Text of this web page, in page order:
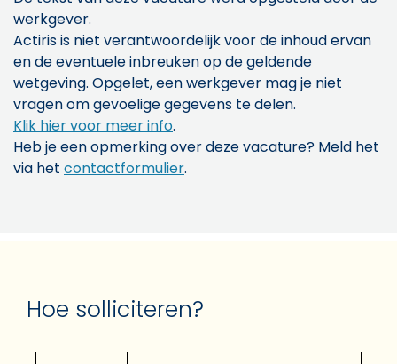
werkgever.
Actiris is niet verantwoordelijk voor de inhoud ervan
en de eventuele inbreuken op de geldende
wetgeving. Opgelet, een werkgever mag je niet
vragen om gevoelige gegevens te delen.
Klik hier voor meer info.
Heb je een opmerking over deze vacature? Meld het
via het contactformulier.
Hoe solliciteren?